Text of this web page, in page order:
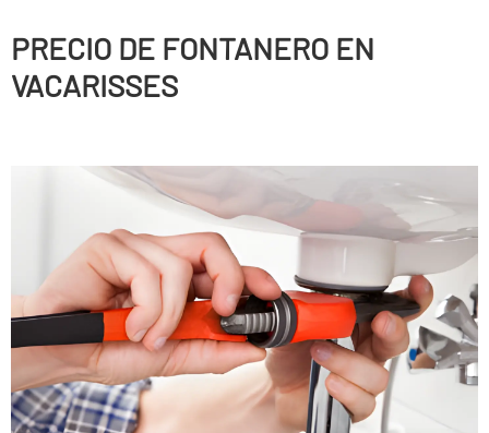
PRECIO DE FONTANERO EN
VACARISSES